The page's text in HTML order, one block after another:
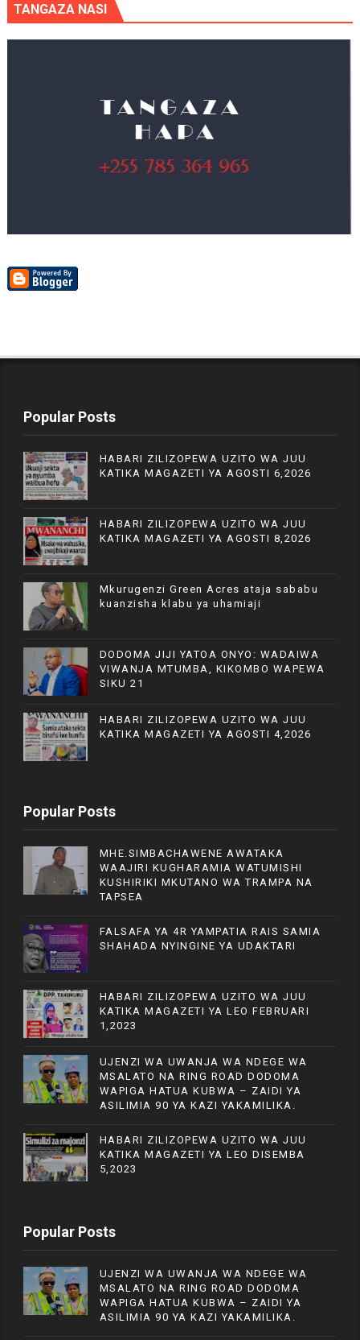
TANGAZA NASI
Popular Posts
HABARI ZILIZOPEWA UZITO WA JUU
KATIKA MAGAZETI YA AGOSTI 6,2026
HABARI ZILIZOPEWA UZITO WA JUU
KATIKA MAGAZETI YA AGOSTI 8,2026
Mkurugenzi Green Acres ataja sababu
kuanzisha klabu ya uhamiaji
DODOMA JIJI YATOA ONYO: WADAIWA
VIWANJA MTUMBA, KIKOMBO WAPEWA
SIKU 21
HABARI ZILIZOPEWA UZITO WA JUU
KATIKA MAGAZETI YA AGOSTI 4,2026
Popular Posts
MHE.SIMBACHAWENE AWATAKA
WAAJIRI KUGHARAMIA WATUMISHI
KUSHIRIKI MKUTANO WA TRAMPA NA
TAPSEA
FALSAFA YA 4R YAMPATIA RAIS SAMIA
SHAHADA NYINGINE YA UDAKTARI
HABARI ZILIZOPEWA UZITO WA JUU
KATIKA MAGAZETI YA LEO FEBRUARI
1,2023
UJENZI WA UWANJA WA NDEGE WA
MSALATO NA RING ROAD DODOMA
WAPIGA HATUA KUBWA – ZAIDI YA
ASILIMIA 90 YA KAZI YAKAMILIKA.
HABARI ZILIZOPEWA UZITO WA JUU
KATIKA MAGAZETI YA LEO DISEMBA
5,2023
Popular Posts
UJENZI WA UWANJA WA NDEGE WA
MSALATO NA RING ROAD DODOMA
WAPIGA HATUA KUBWA – ZAIDI YA
ASILIMIA 90 YA KAZI YAKAMILIKA.